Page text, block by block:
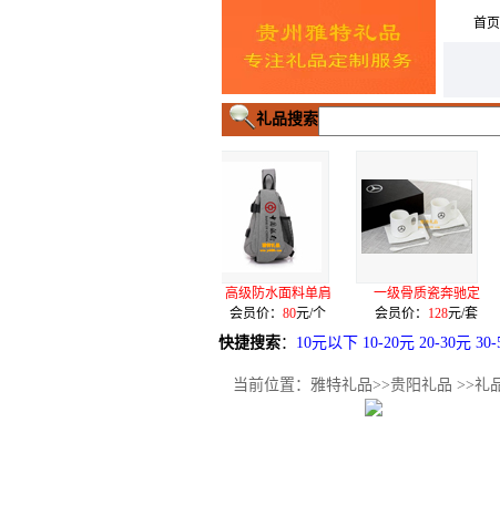
首页
礼品搜索
一级骨质瓷奔驰定
会员价：128
不锈钢真空烤
会员价：28
快捷搜索： 10元以下 10-20元 20-30元 30-
当前位置： 雅特礼品>>贵阳礼品 >>礼